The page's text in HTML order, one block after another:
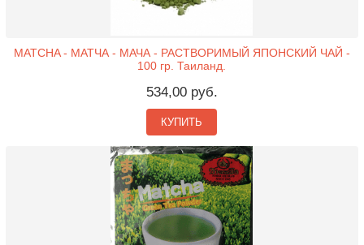
MATCHA - МАТЧА - МАЧА - РАСТВОРИМЫЙ ЯПОНСКИЙ ЧАЙ -
100 гр. Таиланд.
534,00 руб.
КУПИТЬ